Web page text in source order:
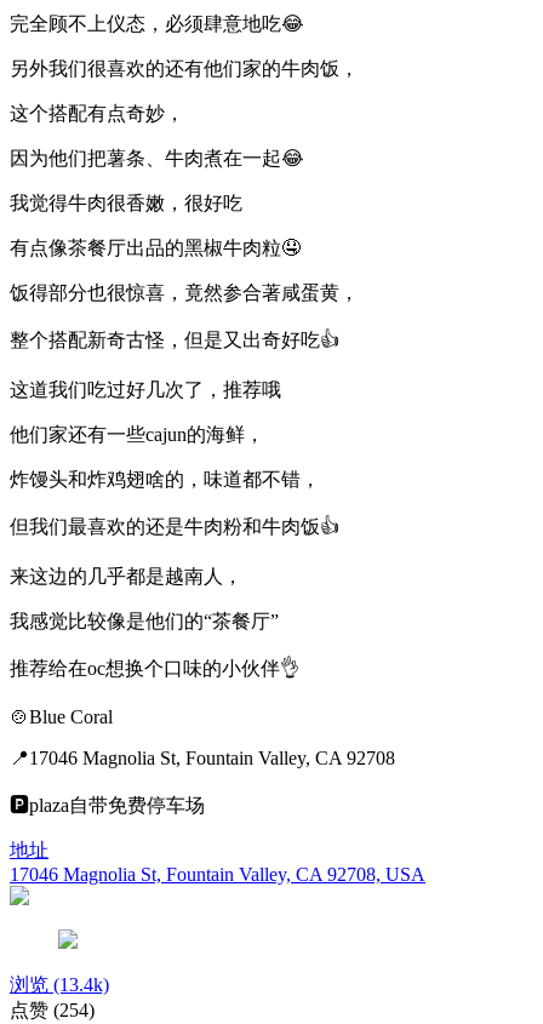
完全顾不上仪态，必须肆意地吃😂
另外我们很喜欢的还有他们家的牛肉饭，
这个搭配有点奇妙，
因为他们把薯条、牛肉煮在一起😂
我觉得牛肉很香嫩，很好吃
有点像茶餐厅出品的黑椒牛肉粒🤤
饭得部分也很惊喜，竟然参合著咸蛋黄，
整个搭配新奇古怪，但是又出奇好吃👍
这道我们吃过好几次了，推荐哦
他们家还有一些cajun的海鲜，
炸馒头和炸鸡翅啥的，味道都不错，
但我们最喜欢的还是牛肉粉和牛肉饭👍
来这边的几乎都是越南人，
我感觉比较像是他们的“茶餐厅”
推荐给在oc想换个口味的小伙伴👌
🍲Blue Coral
📍17046 Magnolia St, Fountain Valley, CA 92708
🅿️plaza自带免费停车场
地址
17046 Magnolia St, Fountain Valley, CA 92708, USA
浏览 (13.4k)
点赞 (254)